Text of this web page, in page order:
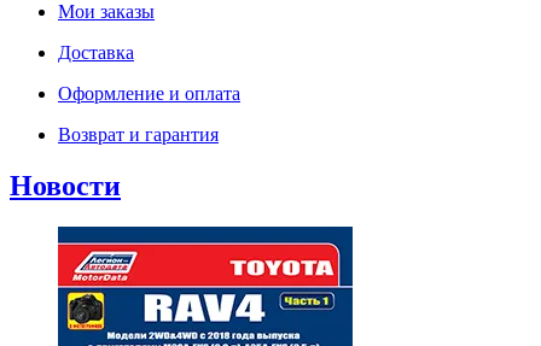
Мои заказы
Доставка
Оформление и оплата
Возврат и гарантия
Новости